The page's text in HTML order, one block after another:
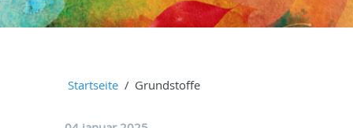
Startseite Grundstoffe